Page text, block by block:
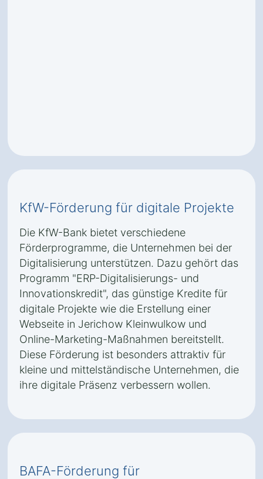
KfW-Förderung für digitale Projekte
Die KfW-Bank bietet verschiedene
Förderprogramme, die Unternehmen bei der
Digitalisierung unterstützen. Dazu gehört das
Programm "ERP-Digitalisierungs- und
Innovationskredit", das günstige Kredite für
digitale Projekte wie die Erstellung einer
Webseite in Jerichow Kleinwulkow und
Online-Marketing-Maßnahmen bereitstellt.
Diese Förderung ist besonders attraktiv für
kleine und mittelständische Unternehmen, die
ihre digitale Präsenz verbessern wollen.
BAFA-Förderung für